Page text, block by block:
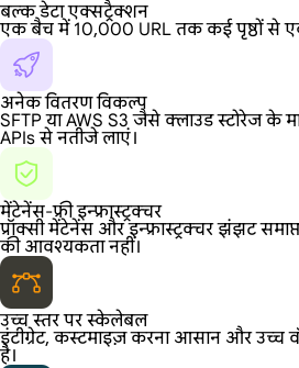
बल्क डेटा एक्सट्रैक्शन
एक बैच में 10,000 URL तक कई पृष्ठों से
अनेक वितरण विकल्प
SFTP या AWS S3 जैसे क्लाउड स्टोरेज के
APIs से नतीजे लाएं।
मेंटेनेंस-फ्री इन्फ्रास्ट्रक्चर
प्रॉक्सी मेंटेनेंस और इन्फ्रास्ट्रक्चर झंझट
की आवश्यकता नहीं।
उच्च स्तर पर स्केलेबल
इंटीग्रेट, कस्टमाइज़ करना आसान और उच्च
है।